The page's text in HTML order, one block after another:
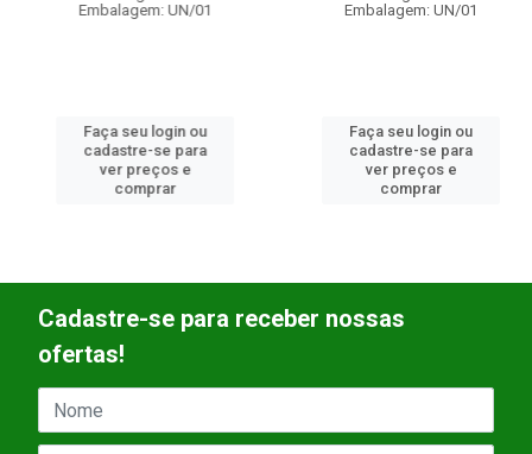
Embalagem: UN/01
Faça seu login ou
cadastre-se para
ver preços e
comprar
Embalagem: UN/01
Faça seu login ou
cadastre-se para
ver preços e
comprar
Cadastre-se para receber nossas
ofertas!